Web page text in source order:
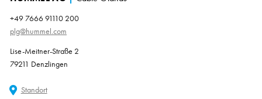
+49 7666 91110 200
plg@hummel.com
Lise-Meitner-Straße 2
79211 Denzlingen
Standort